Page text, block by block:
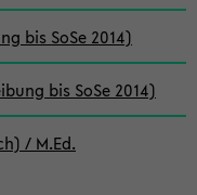
bis SoSe 2014)
bis SoSe 2014)
/ M.Ed.